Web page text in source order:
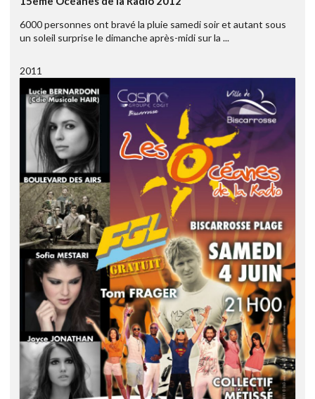
6000 personnes ont bravé la pluie samedi soir et autant sous
un soleil surprise le dimanche après-midi sur la ...
2011